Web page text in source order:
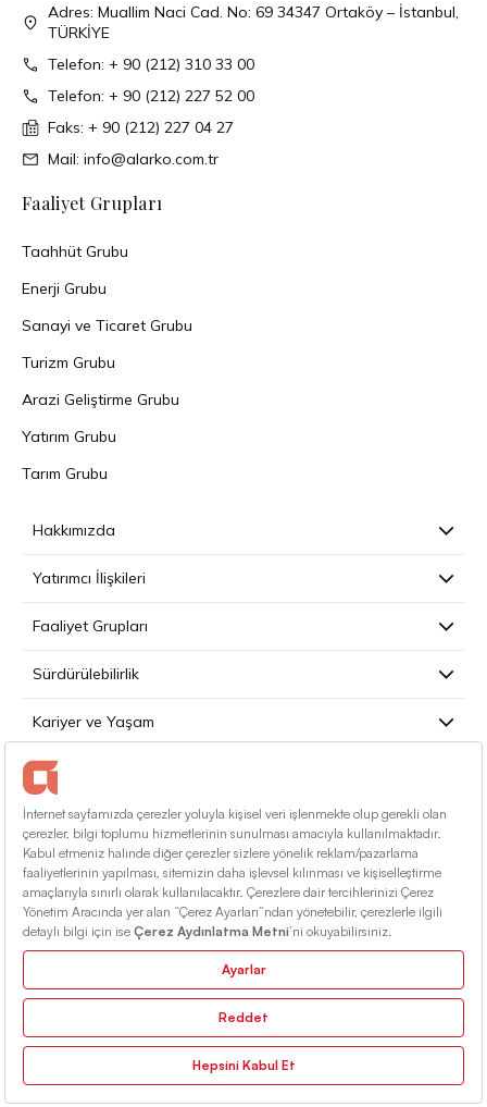
Adres: Muallim Naci Cad. No: 69 34347 Ortaköy – İstanbul,
TÜRKİYE
Telefon: + 90 (212) 310 33 00
Telefon: + 90 (212) 227 52 00
Faks: + 90 (212) 227 04 27
Mail: info@alarko.com.tr
Faaliyet Grupları
Taahhüt Grubu
Enerji Grubu
Sanayi ve Ticaret Grubu
Turizm Grubu
Arazi Geliştirme Grubu
Yatırım Grubu
Tarım Grubu
Hakkımızda
Yatırımcı İlişkileri
Faaliyet Grupları
Sürdürülebilirlik
Kariyer ve Yaşam
Basın
İletişim
Türkçe
Kullanım Koşulları
Bilgi Toplumu Hizmetleri
© 2026 Alarko Holding. Tüm Hakları Saklıdır